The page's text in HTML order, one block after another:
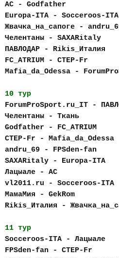
AC - Godfather
Europa-ITA - Socceroos-ITA
Жвачка_на_сапоге -
Челентаны - SAXARitaly
ПАВЛОДАР - Rikis_Италия
FC_АTRIUM - CTEP-Fr
Mafia_da_Odessa -
10 тур
ForumProSport.ru_IT -
Челентаны - Ткань
Godfather - FC_АTRIUM
CTEP-Fr - Mafia_da_Odessa
andru_69 - FPSden-fan
SAXARitaly - Europa-ITA
Лацыале - AC
vl2011.ru - Socceroos-ITA
МамаМия - GekRom
Rikis_Италия -
11 тур
Socceroos-ITA - Лацыале
FPSden-fan - CTEP-Fr